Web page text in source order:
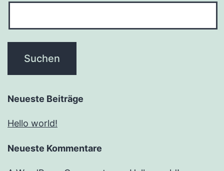
Neueste Beiträge
Hello world!
Neueste Kommentare